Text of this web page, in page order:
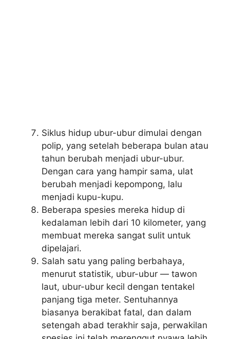
Siklus hidup ubur-ubur dimulai dengan
polip, yang setelah beberapa bulan atau
tahun berubah menjadi ubur-ubur.
Dengan cara yang hampir sama, ulat
berubah menjadi kepompong, lalu
menjadi kupu-kupu.
Beberapa spesies mereka hidup di
kedalaman lebih dari 10 kilometer, yang
membuat mereka sangat sulit untuk
dipelajari.
Salah satu yang paling berbahaya,
menurut statistik, ubur-ubur — tawon
laut, ubur-ubur kecil dengan tentakel
panjang tiga meter. Sentuhannya
biasanya berakibat fatal, dan dalam
setengah abad terakhir saja, perwakilan